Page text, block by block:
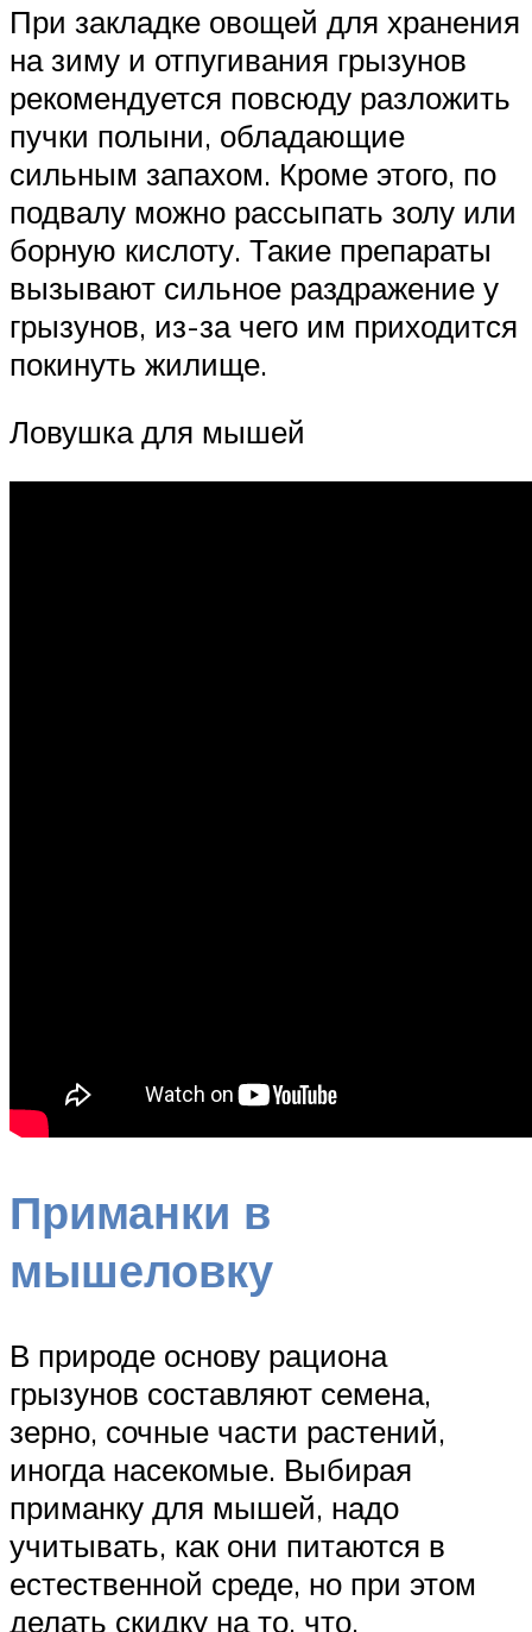
При закладке овощей для хранения
на зиму и отпугивания грызунов
рекомендуется повсюду разложить
пучки полыни, обладающие
сильным запахом. Кроме этого, по
подвалу можно рассыпать золу или
борную кислоту. Такие препараты
вызывают сильное раздражение у
грызунов, из-за чего им приходится
покинуть жилище.
Ловушка для мышей
Приманки в
мышеловку
В природе основу рациона
грызунов составляют семена,
зерно, сочные части растений,
иногда насекомые. Выбирая
приманку для мышей, надо
учитывать, как они питаются в
естественной среде, но при этом
делать скидку на то, что,